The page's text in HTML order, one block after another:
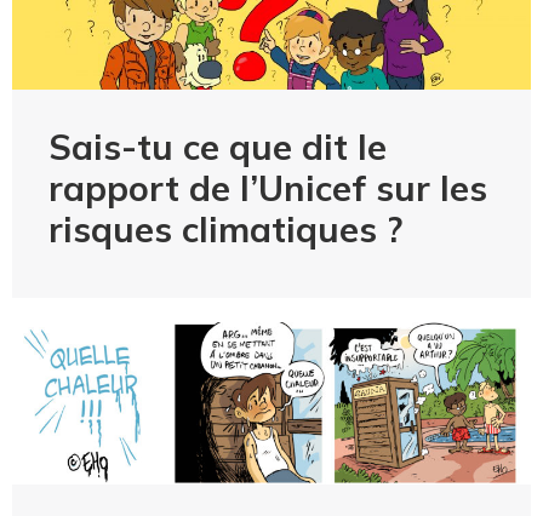
Sais-tu ce que dit le
rapport de l’Unicef sur les
risques climatiques ?